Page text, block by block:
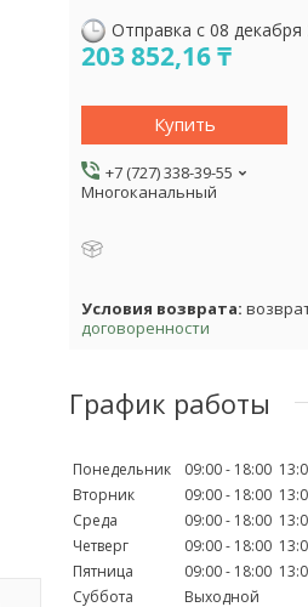
Отправка с 08 декабря
203 852,16 ₸
Купить
+7 (727) 338-39-55
Многоканальный
договоренности
График работы
Понедельник 09:00 18:00
Вторник
09:00 18:00
Среда
09:00 18:00
Четверг
09:00 18:00
Пятница
09:00 18:00
Суббота
Выходной